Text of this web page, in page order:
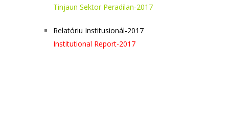
Tinjaun Sektor Peradilan-2017
Relatóriu Institusionál-2017
Institutional Report-2017